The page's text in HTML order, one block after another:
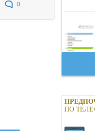
0
Б
ПО